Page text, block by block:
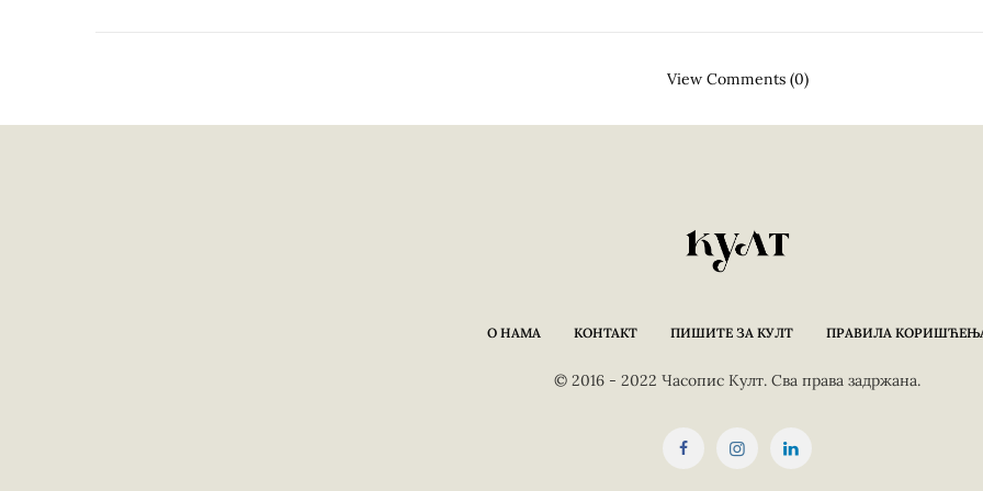
View Comments (0)
О НАМА КОНТАКТ ПИШИТЕ ЗА КУЛТ ПРАВИЛА
© 2016 - 2022 Часопис Култ. Сва права задржана.